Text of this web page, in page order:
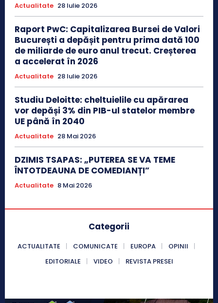
Actualitate 28 Iulie 2026
Raport PwC: Capitalizarea Bursei de Valori
București a depășit pentru prima dată 100
de miliarde de euro anul trecut. Creșterea
a accelerat în 2026
Actualitate 28 Iulie 2026
Studiu Deloitte: cheltuielile cu apărarea
vor depăși 3% din PIB-ul statelor membre
UE până în 2040
Actualitate 28 Mai 2026
DZIMIS TSAPAS: „PUTEREA SE VA TEME
ÎNTOTDEAUNA DE COMEDIANȚI”
Actualitate 8 Mai 2026
Categorii
ACTUALITATE COMUNICATE EUROPA
OPINII
EDITORIALE
VIDEO REVISTA PRESEI